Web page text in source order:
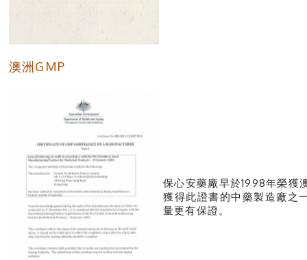
澳洲GMP
保心安藥廠早於1998年榮獲
獲得此證書的中藥製造廠之
量更有保證。